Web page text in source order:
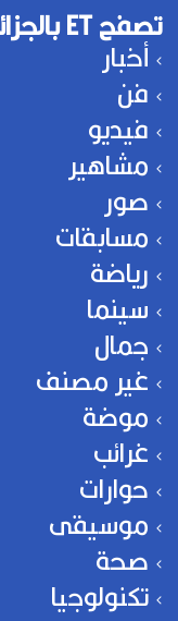
تصفح ET بالجزائري
أخبار
فن
فيديو
مشاهير
صور
مسابقات
رياضة
سينما
جمال
غير مصنف
موضة
غرائب
حوارات
موسيقى
صحة
تكنولوجيا